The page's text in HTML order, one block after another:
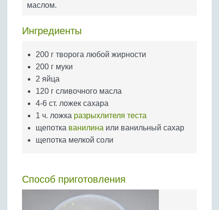
Бобовые
Крупы
маслом.
Ингредиенты
200 г творога любой жирности
200 г муки
2 яйца
120 г сливочного масла
4-6 ст. ложек сахара
1 ч. ложка разрыхлителя теста
щепотка ванилина или ванильный сахар
щепотка мелкой соли
Способ приготовления